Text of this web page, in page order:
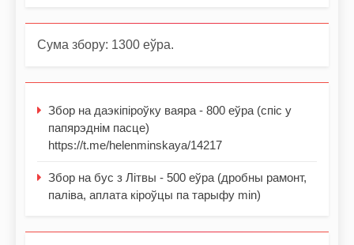
Сума збору: 1300 еўра.
Збор на даэкіпіроўку ваяра - 800 еўра (спіс у
папярэднім пасце)
https://t.me/helenminskaya/14217
Збор на бус з Літвы - 500 еўра (дробны рамонт,
паліва, аплата кіроўцы па тарыфу min)